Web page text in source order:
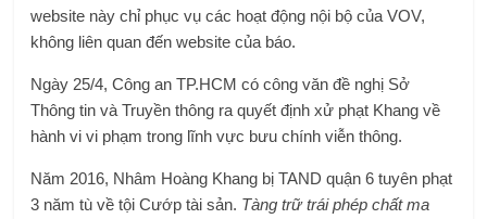
website này chỉ phục vụ các hoạt động nội bộ của VOV,
không liên quan đến website của báo.
Ngày 25/4, Công an TP.HCM có công văn đề nghị Sở
Thông tin và Truyền thông ra quyết định xử phạt Khang về
hành vi vi phạm trong lĩnh vực bưu chính viễn thông.
Năm 2016, Nhâm Hoàng Khang bị TAND quận 6 tuyên phạt
3 năm tù về tội Cướp tài sản. Tàng trữ trái phép chất ma